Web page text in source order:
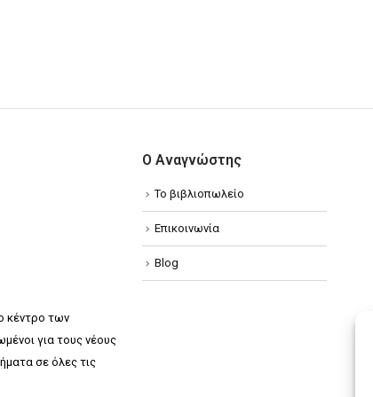
κέντρο των
για τους νέους
σε όλες τις
Ο Αναγνώστης
Το βιβλιοπωλείο
Επικοινωνία
Blog